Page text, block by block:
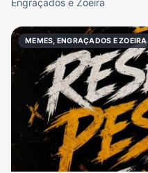
MEMES, ENGRAÇADOS E ZOEIRA